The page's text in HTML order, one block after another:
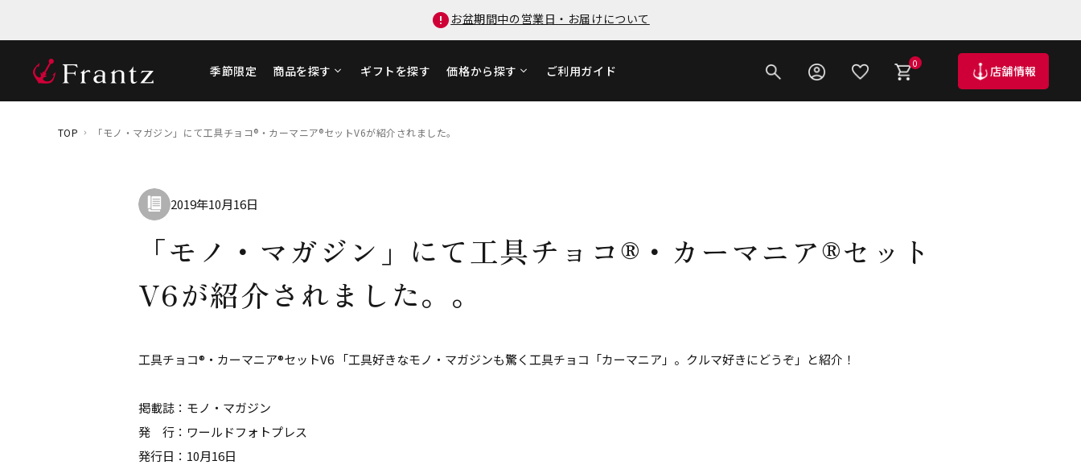
お盆期間中の営業日・お届けについて
季節限定 商品を探す ギフトを探す 価格から探す ご利用ガイド 0 店舗情報
TOP 「モノ・マガジン」にて工具チョコ®・カーマニア®セットV6が紹介されました。
2019年10月16日
「モノ・マガジン」にて工具チョコ®・カーマニア®セット
V6が紹介されました。。
工具チョコ®・カーマニア®セットV6 「工具好きなモノ・マガジンも驚く工具チョコ「カーマニア」。クルマ好きにどうぞ」と紹介！
掲載誌：モノ・マガジン
発 行：ワールドフォトプレス
発行日：10月16日